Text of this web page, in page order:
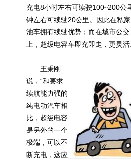
充电8小时左右可续驶100~200公
钟左右可续驶20公里。因此在私
池车拥有续驶优势；而在城市公
上，超级电容车即充即走，更灵活
王秉刚
说，“和要求
续航能力强的
纯电动汽车相
比，超级电容
是另外的一个
极端，可以不
断充电，这应